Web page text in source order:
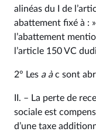
alinéas du I de
abattement fixé à :
l’abattement
l’article 150 VC
2° Les a àc sont
II. – La perte de
sociale est
d’une taxe